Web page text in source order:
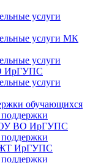
услуги
услуги МК
услуги
ИрГУПС
услуги
обучающихся
ВО ИрГУПС
ИрГУПС